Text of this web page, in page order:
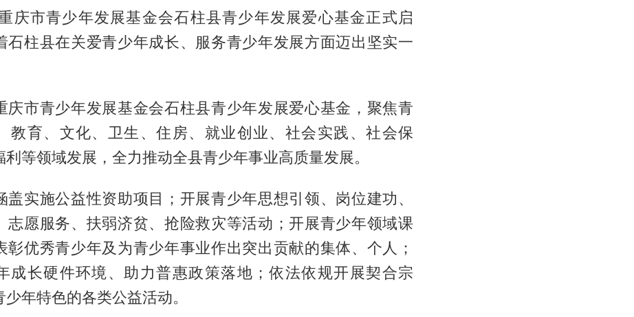
庆市青少年发展基金会石柱县青少年发展爱心基金正式启
石柱县在关爱青少年成长、服务青少年发展方面迈出坚实一
庆市青少年发展基金会石柱县青少年发展爱心基金，聚焦青
教育、文化、卫生、住房、就业创业、社会实践、社会保
利等领域发展，全力推动全县青少年事业高质量发展。
盖实施公益性资助项目；开展青少年思想引领、岗位建功、
志愿服务、扶弱济贫、抢险救灾等活动；开展青少年领域课
彰优秀青少年及为青少年事业作出突出贡献的集体、个人；
成长硬件环境、助力普惠政策落地；依法依规开展契合宗
少年特色的各类公益活动。